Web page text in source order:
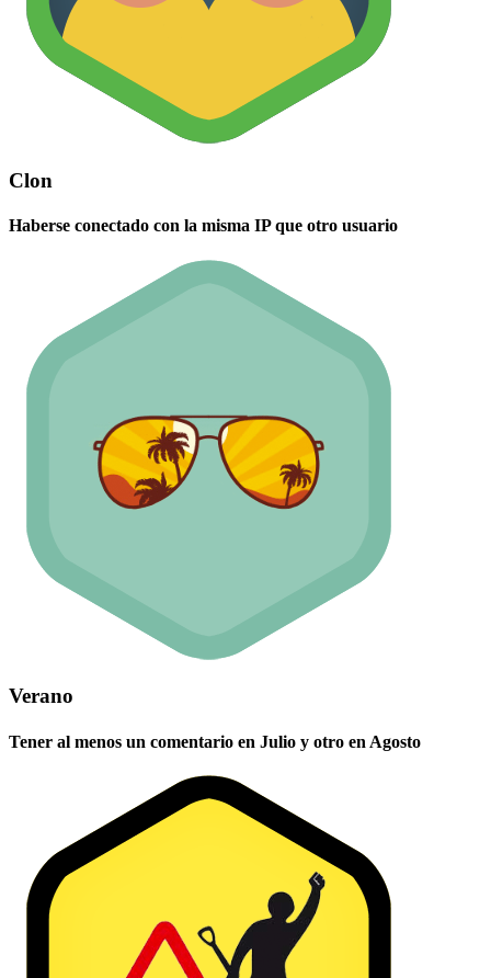
Clon
Haberse conectado con la misma IP que otro usuario
Verano
Tener al menos un comentario en Julio y otro en Agosto